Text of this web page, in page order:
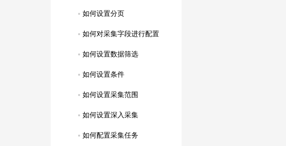
如何设置分页
如何对采集字段进行配置
如何设置数据筛选
如何设置条件
如何设置采集范围
如何设置深入采集
如何配置采集任务